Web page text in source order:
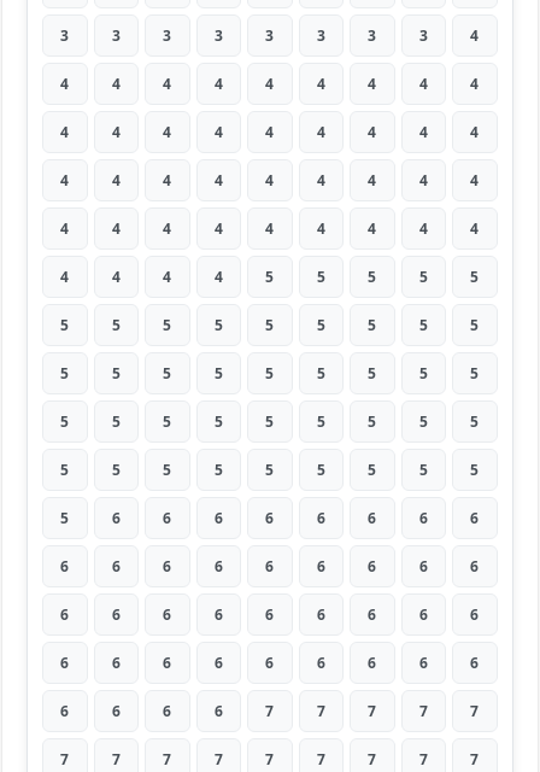
3 3 3 3 3 3 3 3 4
4 4 4 4 4 4 4 4 4
4 4 4 4 4 4 4 4 4
4 4 4 4 4 4 4 4 4
4 4 4 4 4 4 4 4 4
4 4 4 4 5 5 5 5 5
5 5 5 5 5 5 5 5 5
5 5 5 5 5 5 5 5 5
5 5 5 5 5 5 5 5 5
5 5 5 5 5 5 5 5 5
5 6 6 6 6 6 6 6 6
6 6 6 6 6 6 6 6 6
6 6 6 6 6 6 6 6 6
6 6 6 6 6 6 6 6 6
6 6 6 6 7 7 7 7 7
7 7 7 7 7 7 7 7 7